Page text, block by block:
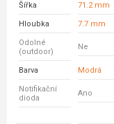
Šířka 71.2 mm
Hloubka 7.7 mm
Odolné
(outdoor)
Ne
Barva Modrá
Notifikační
dioda
Ano